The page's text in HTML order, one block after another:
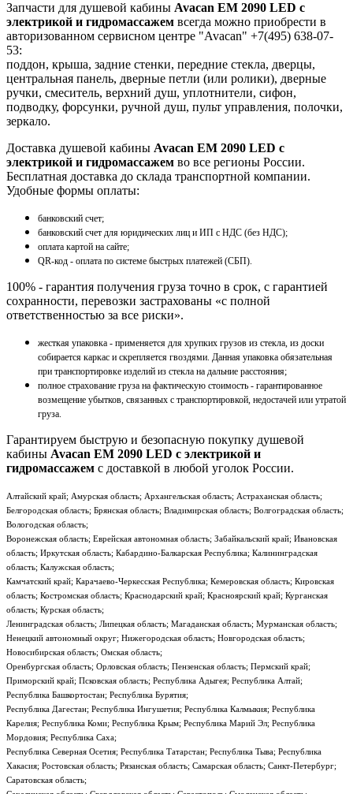
Запчасти для душевой кабины Avacan EM 2090 LED с
электрикой и гидромассажем всегда можно приобрести в
авторизованном сервисном центре "Avacan" +7(495) 638-07-
53:
поддон, крыша, задние стенки, передние стекла, дверцы,
центральная панель, дверные петли (или ролики), дверные
ручки, смеситель, верхний душ, уплотнители, сифон,
подводку, форсунки, ручной душ, пульт управления, полочки,
зеркало.
Доставка душевой кабины Avacan EM 2090 LED с
электрикой и гидромассажем во все регионы России.
Бесплатная доставка до склада транспортной компании.
Удобные формы оплаты:
банковский счет;
банковский счет для юридических лиц и ИП с НДС (без НДС);
оплата картой на сайте;
QR-код - оплата по системе быстрых платежей (СБП).
100% - гарантия получения груза точно в срок, с гарантией
сохранности, перевозки застрахованы «с полной
ответственностью за все риски».
жесткая упаковка - применяется для хрупких грузов из стекла, из доски
собирается каркас и скрепляется гвоздями. Данная упаковка обязательная
при транспортировке изделий из стекла на дальние расстояния;
полное страхование груза на фактическую стоимость - гарантированное
возмещение убытков, связанных с транспортировкой, недостачей или утратой
груза.
Гарантируем быструю и безопасную покупку душевой
кабины Avacan EM 2090 LED с электрикой и
гидромассажем с доставкой в любой уголок России.
Алтайский край; Амурская область; Архангельская область; Астраханская область;
Белгородская область; Брянская область; Владимирская область; Волгоградская область;
Вологодская область;
Воронежская область; Еврейская автономная область; Забайкальский край; Ивановская
область; Иркутская область; Кабардино-Балкарская Республика; Калининградская
область; Калужская область;
Камчатский край; Карачаево-Черкесская Республика; Кемеровская область; Кировская
область; Костромская область; Краснодарский край; Красноярский край; Курганская
область; Курская область;
Ленинградская область; Липецкая область; Магаданская область; Мурманская область;
Ненецкий автономный округ; Нижегородская область; Новгородская область;
Новосибирская область; Омская область;
Оренбургская область; Орловская область; Пензенская область; Пермский край;
Приморский край; Псковская область; Республика Адыгея; Республика Алтай;
Республика Башкортостан; Республика Бурятия;
Республика Дагестан; Республика Ингушетия; Республика Калмыкия; Республика
Карелия; Республика Коми; Республика Крым; Республика Марий Эл; Республика
Мордовия; Республика Саха;
Республика Северная Осетия; Республика Татарстан; Республика Тыва; Республика
Хакасия; Ростовская область; Рязанская область; Самарская область; Санкт-Петербург;
Саратовская область;